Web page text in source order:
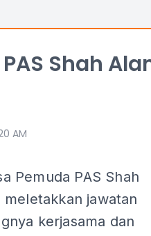
Shah
AM
Pemuda PAS Shah
jawatan
kerjasama dan